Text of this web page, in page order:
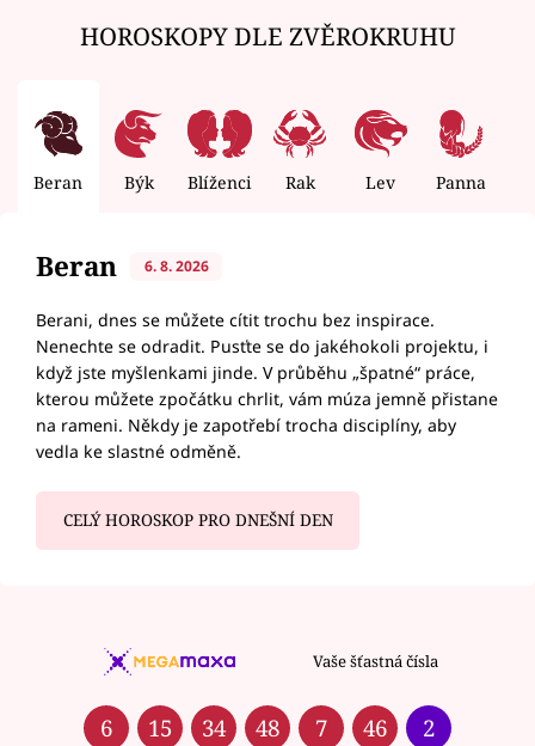
HOROSKOPY DLE ZVĚROKRUHU
Beran Býk Blíženci Rak Lev Panna
Beran 6. 8. 2026
Berani, dnes se můžete cítit trochu bez inspirace.
Nenechte se odradit. Pusťte se do jakéhokoli projektu, i
když jste myšlenkami jinde. V průběhu „špatné“ práce,
kterou můžete zpočátku chrlit, vám múza jemně přistane
na rameni. Někdy je zapotřebí trocha disciplíny, aby
vedla ke slastné odměně.
CELÝ HOROSKOP PRO DNEŠNÍ DEN
Vaše šťastná čísla
6 15 34 48 7 46 2